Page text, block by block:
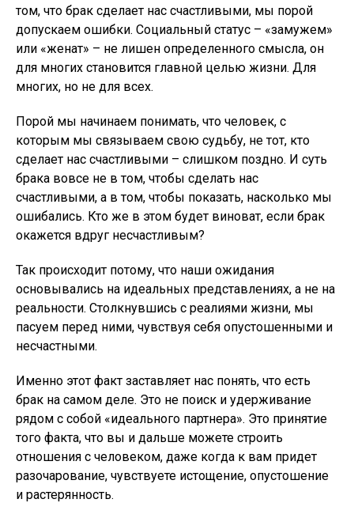
том, что брак сделает нас счастливыми, мы порой
допускаем ошибки. Социальный статус – «замужем»
или «женат» – не лишен определенного смысла, он
для многих становится главной целью жизни. Для
многих, но не для всех.
Порой мы начинаем понимать, что человек, с
которым мы связываем свою судьбу, не тот, кто
сделает нас счастливыми – слишком поздно. И суть
брака вовсе не в том, чтобы сделать нас
счастливыми, а в том, чтобы показать, насколько мы
ошибались. Кто же в этом будет виноват, если брак
окажется вдруг несчастливым?
Так происходит потому, что наши ожидания
основывались на идеальных представлениях, а не на
реальности. Столкнувшись с реалиями жизни, мы
пасуем перед ними, чувствуя себя опустошенными и
несчастными.
Именно этот факт заставляет нас понять, что есть
брак на самом деле. Это не поиск и удерживание
рядом с собой «идеального партнера». Это принятие
того факта, что вы и дальше можете строить
отношения с человеком, даже когда к вам придет
разочарование, чувствуете истощение, опустошение
и растерянность.